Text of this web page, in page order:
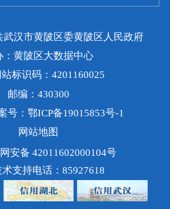
武汉市黄陂区委黄陂区人民政府
：黄陂区大数据中心
标识码：4201160025
邮编：430300
号：鄂ICP备19015853号-1
网站地图
安备 42011602000104号
术支持电话：85927618